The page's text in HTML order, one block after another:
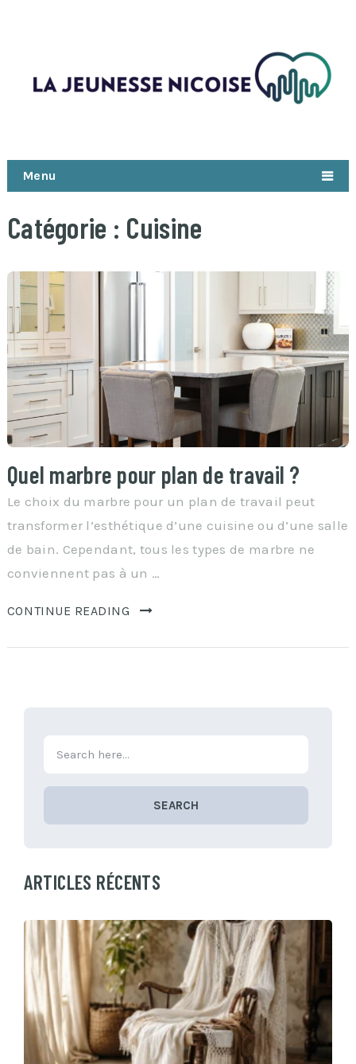
Menu
Catégorie : Cuisine
Quel marbre pour plan de travail ?
Le choix du marbre pour un plan de travail peut
transformer l’esthétique d’une cuisine ou d’une salle
de bain. Cependant, tous les types de marbre ne
conviennent pas à un …
CONTINUE READING
SEARCH
ARTICLES RÉCENTS